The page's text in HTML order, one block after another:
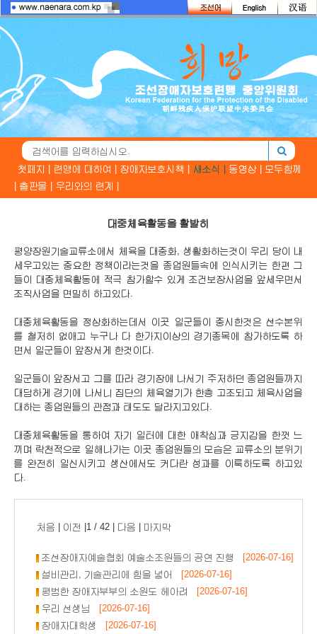
첫페지 | 련맹에 대하여 | 장애자보호시책 | 새소식 | 동영상 |
모두함께
출판물 | 우리와의 련계 |
대중체육활동을 활발히
평양장원기술교류소에서 체육을 대중화, 생활화하는것이 우리 당이 내
세우고있는 중요한 정책이라는것을 종업원들속에 인식시키는 한편 그
들이 대중체육활동에 적극 참가할수 있게 조건보장사업을 앞세우면서
조직사업을 면밀히 하고있다.
대중체육활동을 정상화하는데서 이곳 일군들이 중시한것은 선수본위
를 철저히 없애고 누구나 다 한가지이상의 경기종목에 참가하도록 하
면서 일군들이 앞장서게 한것이다.
일군들이 앞장서고 그를 따라 경기장에 나서기 주저하던 종업원들까지
대담하게 경기에 나서니 집단의 체육열기가 한층 고조되고 체육사업을
대하는 종업원들의 관점과 태도도 달라지고있다.
대중체육활동을 통하여 자기 일터에 대한 애착심과 긍지감을 한껏 느
끼며 락천적으로 일해나가는 이곳 종업원들의 모습은 교류소의 분위기
를 완전히 일신시키고 생산에서도 커다란 성과를 이룩하도록 하고있
다.
처음 이전 |1 / 42 | 다음 마지막
조선장애자예술협회 예술소조원들의 공연 진행
[2026-07-16]
설비관리, 기술관리에 힘을 넣어
[2026-07-16]
평범한 장애자부부의 소원도 헤아려
[2026-07-16]
우리 선생님
[2026-07-16]
장애자대학생
[2026-07-16]